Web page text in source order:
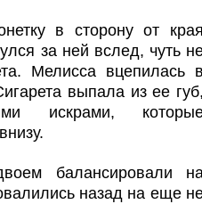
в сторону от
за ней вслед, чуть
Мелисса вцепилась
выпала из ее
искрами,
балансировали
назад на еще